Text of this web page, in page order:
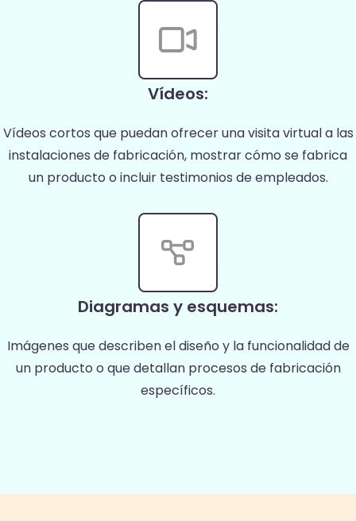
Vídeos:
Vídeos cortos que puedan ofrecer una visita virtual a las
instalaciones de fabricación, mostrar cómo se fabrica
un producto o incluir testimonios de empleados.
Diagramas y esquemas:
Imágenes que describen el diseño y la funcionalidad de
un producto o que detallan procesos de fabricación
específicos.